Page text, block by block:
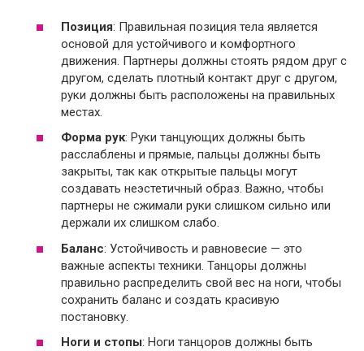
Позиция: Правильная позиция тела является
основой для устойчивого и комфортного
движения. Партнеры должны стоять рядом друг с
другом, сделать плотный контакт друг с другом,
руки должны быть расположены на правильных
местах.
Форма рук: Руки танцующих должны быть
расслаблены и прямые, пальцы должны быть
закрыты, так как открытые пальцы могут
создавать неэстетичный образ. Важно, чтобы
партнеры не сжимали руки слишком сильно или
держали их слишком слабо.
Баланс: Устойчивость и равновесие — это
важные аспекты техники. Танцоры должны
правильно распределить свой вес на ноги, чтобы
сохранить баланс и создать красивую
постановку.
Ноги и стопы: Ноги танцоров должны быть